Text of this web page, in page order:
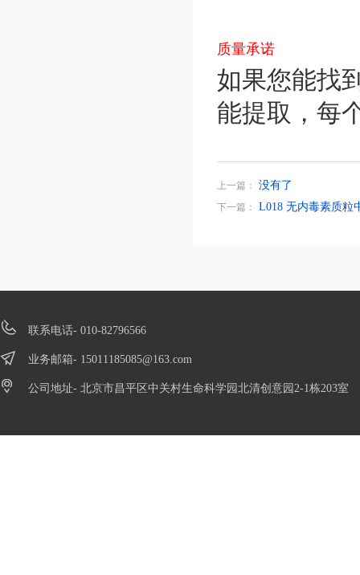
质量承诺
如果您能找
能提取，每
上一篇： 没有了
下一篇： L018 无内毒素质粒
联系电话- 010-82796566
业务邮箱- 15011185085@163.com
公司地址- 北京市昌平区中关村生命科学园北清创意园2-1栋203室